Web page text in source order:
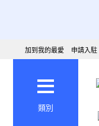
加到我的最愛 申請入駐
類別